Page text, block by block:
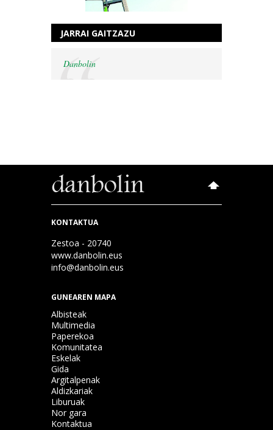
JARRAI GAITZAZU
Danbolin
KONTAKTUA
Zestoa - 20740
www.danbolin.eus
info@danbolin.eus
GUNEAREN MAPA
Albisteak
Multimedia
Paperekoa
Komunitatea
Eskelak
Gida
Argitalpenak
Aldizkariak
Liburuak
Nor gara
Kontaktua